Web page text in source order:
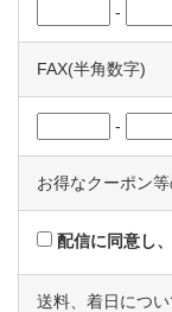
-
FAX(半角数字)
-
お得なクーポン
配信に同意し
送料、着日につい